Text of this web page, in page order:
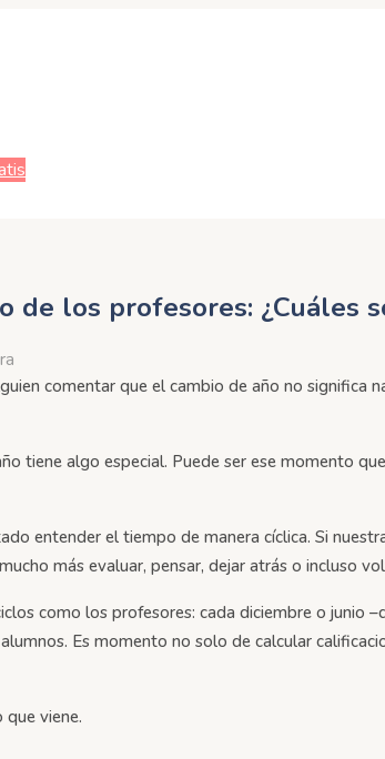
de los profesores: ¿Cuáles
comentar que el cambio de año no
tiene algo especial. Puede ser ese momento
entender el tiempo de manera cíclica. Si
más evaluar, pensar, dejar atrás o incluso
como los profesores: cada diciembre o
Es momento no solo de calcular
que viene.